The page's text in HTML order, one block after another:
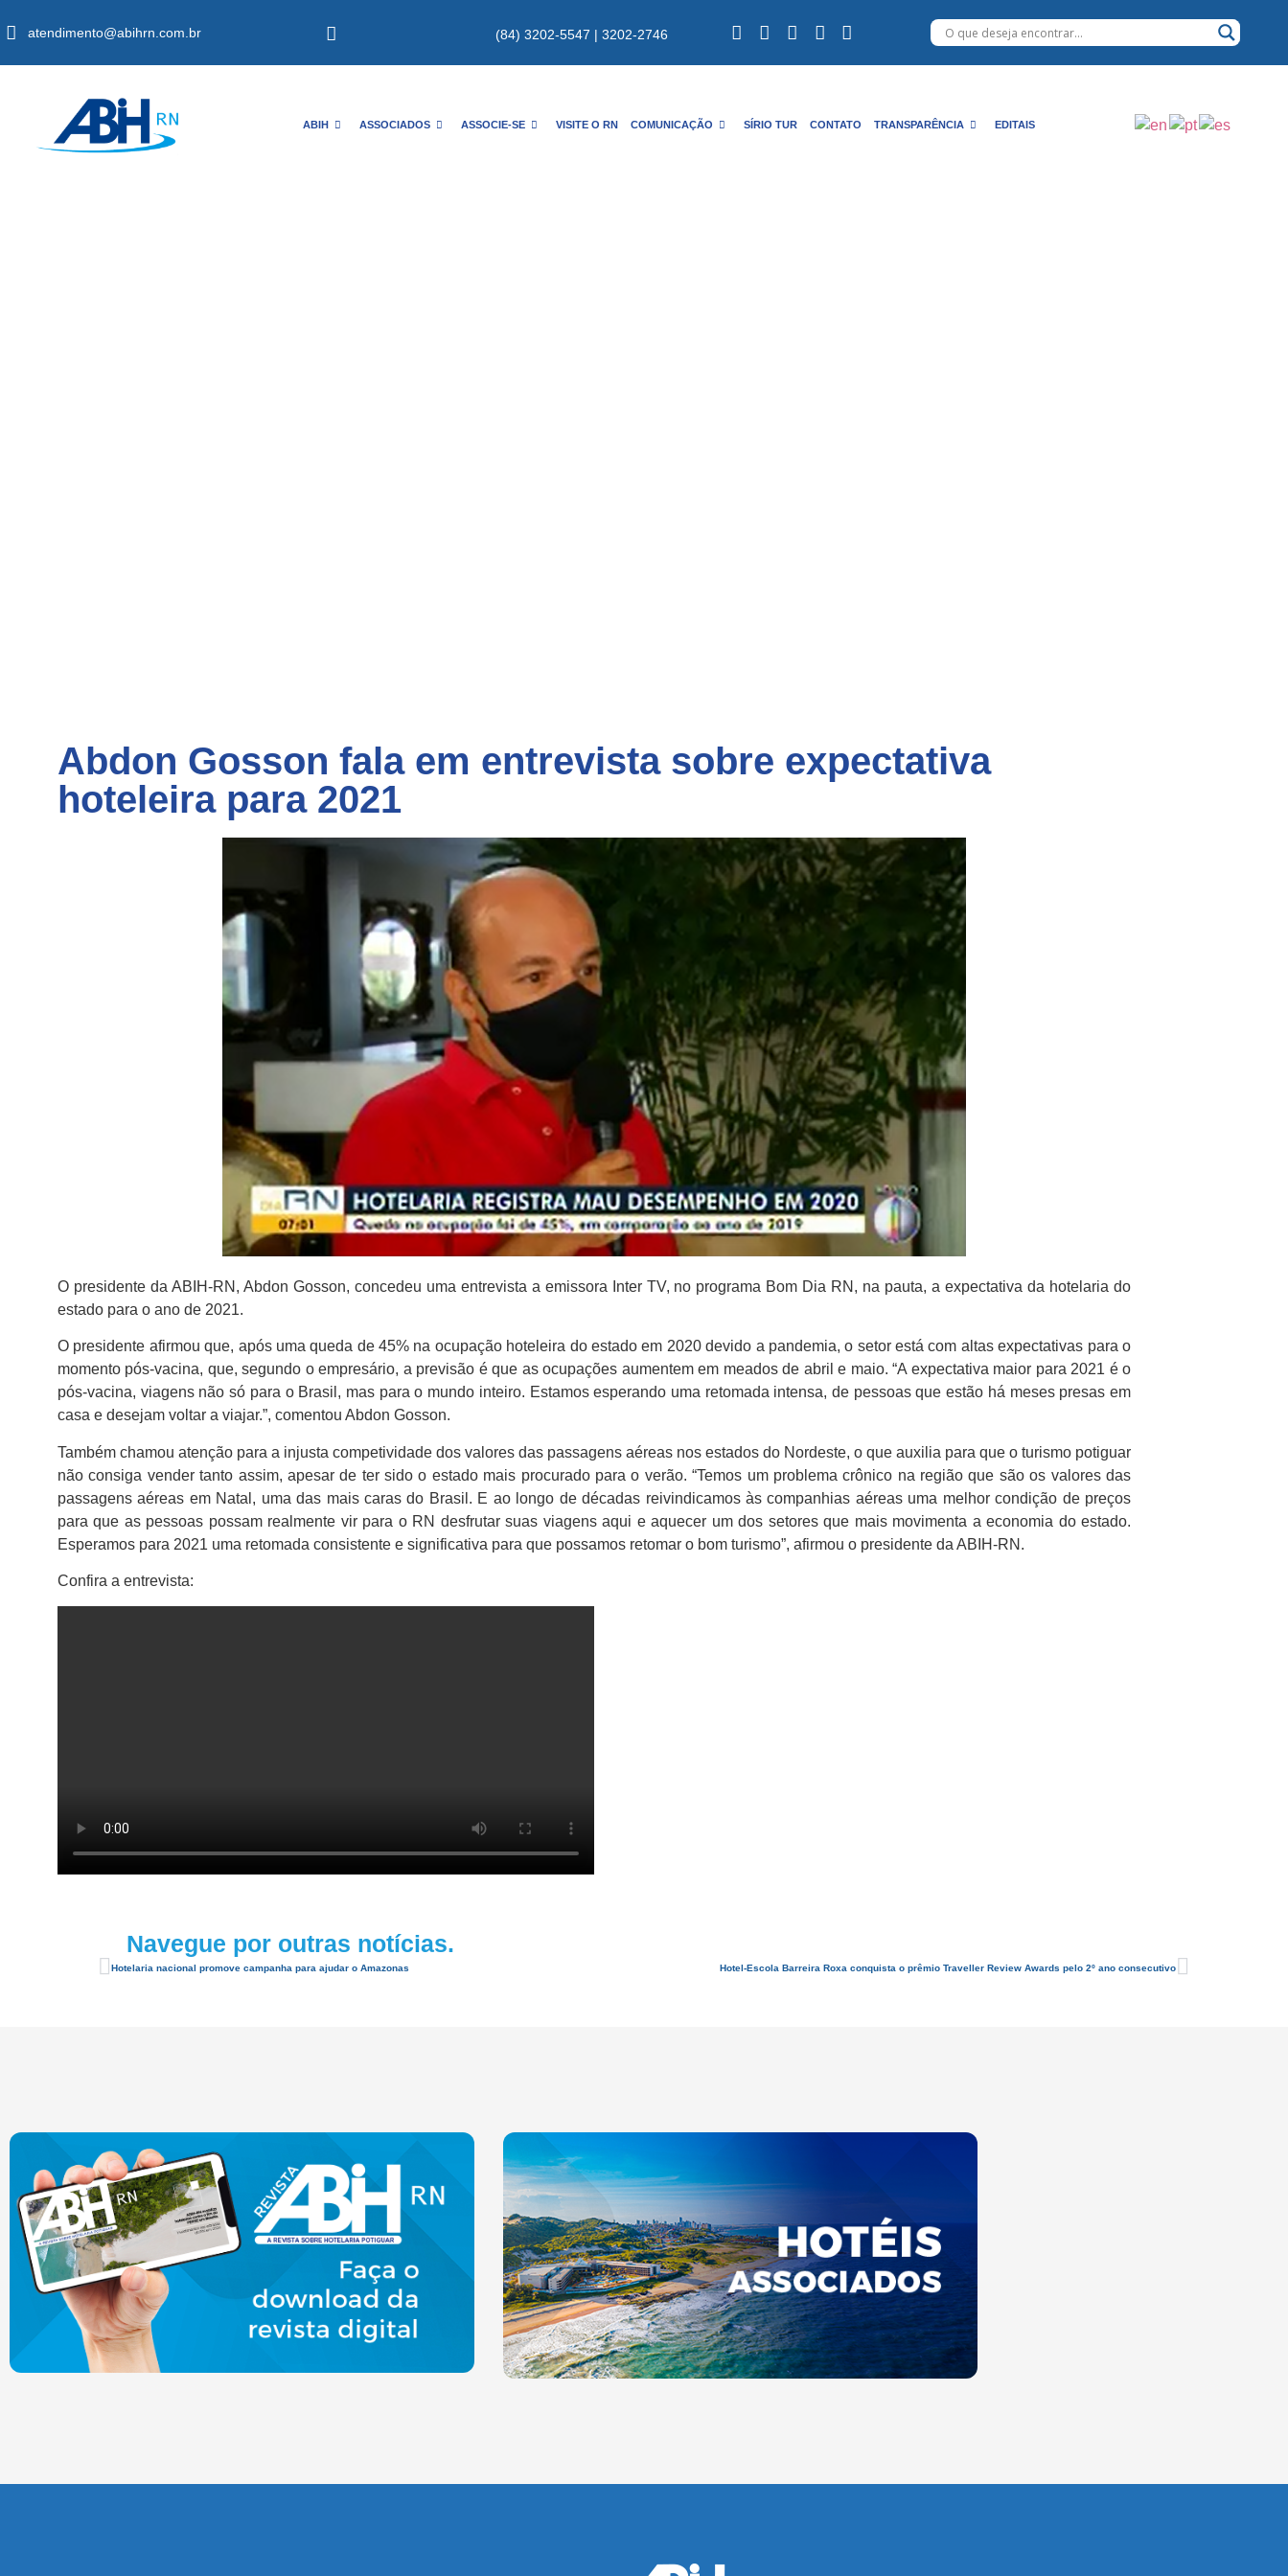
atendimento@abihrn.com.br (84) 3202-5547 | 3202-2746
ABIH ASSOCIADOS ASSOCIE-SE VISITE O RN COMUNICAÇÃO SÍRIO TUR CONTATO TRANSPARÊNCIA EDITAIS
Abdon Gosson fala em entrevista sobre expectativa
hoteleira para 2021
O presidente da ABIH-RN, Abdon Gosson, concedeu uma entrevista a emissora Inter TV, no programa Bom Dia RN, na pauta, a expectativa da hotelaria do
estado para o ano de 2021.
O presidente afirmou que, após uma queda de 45% na ocupação hoteleira do estado em 2020 devido a pandemia, o setor está com altas expectativas para o
momento pós-vacina, que, segundo o empresário, a previsão é que as ocupações aumentem em meados de abril e maio. “A expectativa maior para 2021 é o
pós-vacina, viagens não só para o Brasil, mas para o mundo inteiro. Estamos esperando uma retomada intensa, de pessoas que estão há meses presas em
casa e desejam voltar a viajar.”, comentou Abdon Gosson.
Também chamou atenção para a injusta competividade dos valores das passagens aéreas nos estados do Nordeste, o que auxilia para que o turismo potiguar
não consiga vender tanto assim, apesar de ter sido o estado mais procurado para o verão. “Temos um problema crônico na região que são os valores das
passagens aéreas em Natal, uma das mais caras do Brasil. E ao longo de décadas reivindicamos às companhias aéreas uma melhor condição de preços
para que as pessoas possam realmente vir para o RN desfrutar suas viagens aqui e aquecer um dos setores que mais movimenta a economia do estado.
Esperamos para 2021 uma retomada consistente e significativa para que possamos retomar o bom turismo”, afirmou o presidente da ABIH-RN.
Confira a entrevista:
Navegue por outras notícias.
Hotelaria nacional promove campanha para ajudar o Amazonas Hotel-Escola Barreira Roxa conquista o prêmio Traveller Review Awards pelo 2º ano consecutivo